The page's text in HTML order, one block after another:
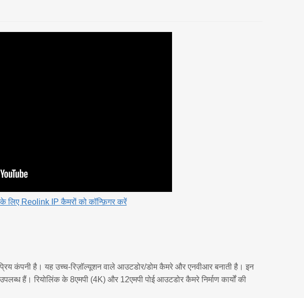
के लिए Reolink IP कैमरों को कॉन्फ़िगर करें
कंपनी है। यह उच्च-रिज़ॉल्यूशन वाले आउटडोर/डोम कैमरे और एनवीआर बनाती है। इन
हैं। रियोलिंक के 8एमपी (4K) और 12एमपी पोई आउटडोर कैमरे निर्माण कार्यों की